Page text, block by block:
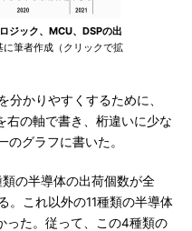
ジック、MCU、DSPの出
筆者作成（クリックで拡
かりやすくするために、
右の軸で書き、桁違いに少な
のグラフに書いた。
の半導体の出荷個数が全
。これ以外の11種類の半導体
った。従って、この4種類の